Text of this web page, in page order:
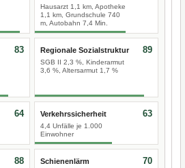
Hausarzt 1,1 km, Apotheke
1,1 km, Grundschule 740
m, Autobahn 7,4 Min.
83 Regionale Sozialstruktur
SGB II 2,3 %, Kinderarmut
3,6 %, Altersarmut 1,7 %
89
64 Verkehrssicherheit
4,4 Unfälle je 1.000
Einwohner
63
88 Schienenlärm 70